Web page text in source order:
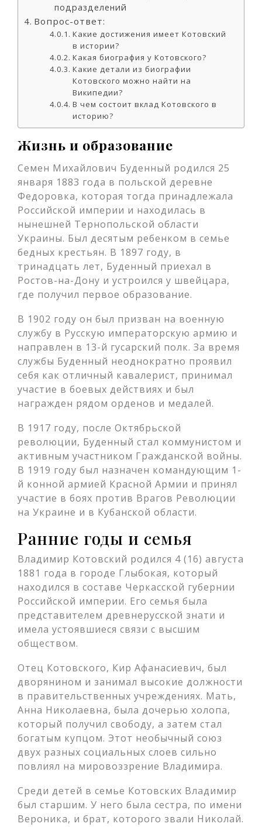
подразделений
Вопрос-ответ:
Какие достижения имеет Котовский
в истории?
Какая биография у Котовского?
Какие детали из биографии
Котовского можно найти на
Википедии?
В чем состоит вклад Котовского в
историю?
Жизнь и образование
Семен Михайлович Буденный родился 25
января 1883 года в польской деревне
Федоровка, которая тогда принадлежала
Российской империи и находилась в
нынешней Тернопольской области
Украины. Был десятым ребенком в семье
бедных крестьян. В 1897 году, в
тринадцать лет, Буденный приехал в
Ростов-на-Дону и устроился у швейцара,
где получил первое образование.
В 1902 году он был призван на военную
службу в Русскую императорскую армию и
направлен в 13-й гусарский полк. За время
службы Буденный неоднократно проявил
себя как отличный кавалерист, принимал
участие в боевых действиях и был
награжден рядом орденов и медалей.
В 1917 году, после Октябрьской
революции, Буденный стал коммунистом и
активным участником Гражданской войны.
В 1919 году был назначен командующим 1-
й конной армией Красной Армии и принял
участие в боях против Врагов Революции
на Украине и в Кубанской области.
Ранние годы и семья
Владимир Котовский родился 4 (16) августа
1881 года в городе Глыбокая, который
находился в составе Черкасской губернии
Российской империи. Его семья была
представителем древнерусской знати и
имела устоявшиеся связи с высшим
обществом.
Отец Котовского, Кир Афанасиевич, был
дворянином и занимал высокие должности
в правительственных учреждениях. Мать,
Анна Николаевна, была дочерью холопа,
который получил свободу, а затем стал
богатым купцом. Этот необычный союз
двух разных социальных слоев сильно
повлиял на мировоззрение Владимира.
Среди детей в семье Котовских Владимир
был старшим. У него была сестра, по имени
Вероника, и брат, которого звали Николай.